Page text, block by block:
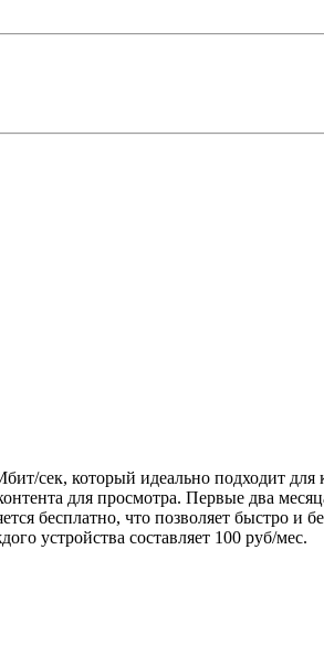
сек, который идеально подходит
для просмотра. Первые два
бесплатно, что позволяет быстро и
устройства составляет 100 руб/мес.